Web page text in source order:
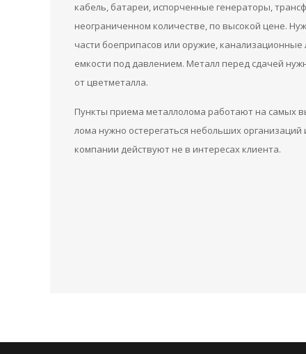
кабель, батареи, испорченные генераторы,
неограниченном количестве, по высокой цене.
части боеприпасов или оружие,
емкости под давлением. Металл перед сдачей
от цветметалла.
Пункты приема металлолома работают на самых
лома нужно остерегаться небольших
компании действуют не в интересах клиента.